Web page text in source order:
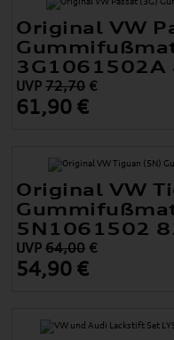
Original VW
3G1061502A
UVP72,70 €
61,90 €
Original VW
5N1061502
UVP64,00 €
54,90 €